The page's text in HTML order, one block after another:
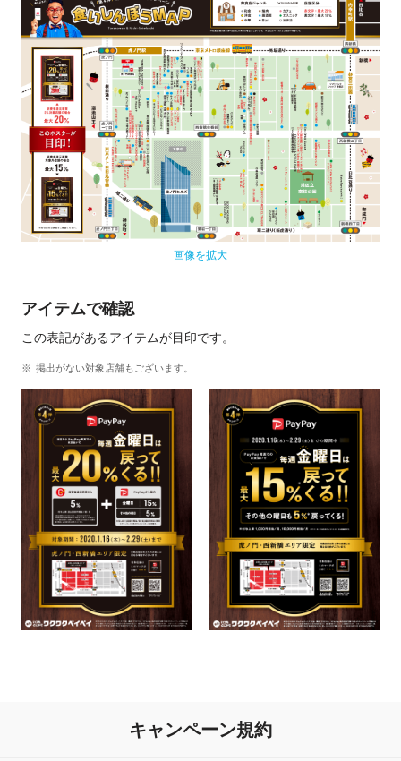
画像を拡大
アイテムで確認
この表記があるアイテムが目印です。
掲出がない対象店舗もございます。
キャンペーン規約